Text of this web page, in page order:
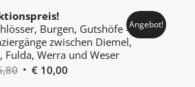
Burgen, Gutshöfe –
zwischen Diemel,
Fulda, Werra und Weser
Ursprünglicher
€ 10,00
Angebot!